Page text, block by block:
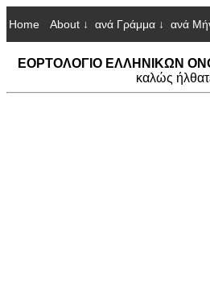
Home About ↓ ανά Γράμμα ↓ ανά
ΕΟΡΤΟΛΟΓΙΟ ΕΛΛΗΝΙΚΩΝ
καλώς